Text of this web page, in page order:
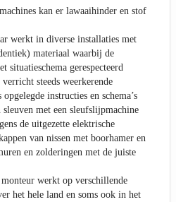
kan er lawaaihinder en stof
werkt in diverse installaties met
materiaal waarbij de
situatieschema gerespecteerd
steeds weerkerende
instructies en schema’s
sleuven met een sleufslijpmachine
de uitgezette elektrische
van nissen met boorhamer en
en zolderingen met de juiste
werkt op verschillende
het hele land en soms ook in het